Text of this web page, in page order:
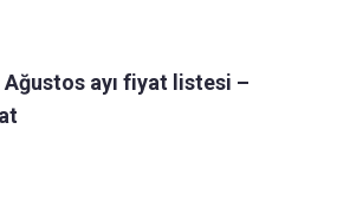
ayı fiyat listesi –